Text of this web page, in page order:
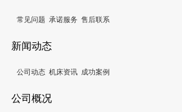
常见问题 承诺服务 售后联系
新闻动态
公司动态 机床资讯 成功案例
公司概况